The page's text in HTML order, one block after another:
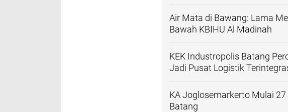
Air Mata di Bawang: Lama
Bawah KBIHU Al Madinah
KEK Industropolis Batang
Jadi Pusat Logistik
KA Joglosemarkerto Mulai
Batang